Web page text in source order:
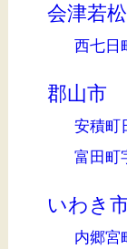
会津若
西七日
郡山市
安積町
富田町
いわき
内郷宮